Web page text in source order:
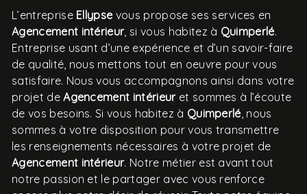
L’entreprise Ellypsevous propose ses services en
Agencement intérieur, si vous habitez à Quimperlé.
Entreprise usant d’une expérience et d’un savoir-faire
de qualité, nous mettons tout en oeuvre pour vous
satisfaire. Nous vous accompagnons ainsi dans votre
projet deAgencement intérieuret sommes à l’écoute
de vos besoins. Si vous habitez à Quimperlé, nous
sommes à votre disposition pour vous transmettre
les renseignements nécessaires à votre projet de
Agencement intérieur. Notre métier est avant tout
notre passion et le partager avec vous renforce